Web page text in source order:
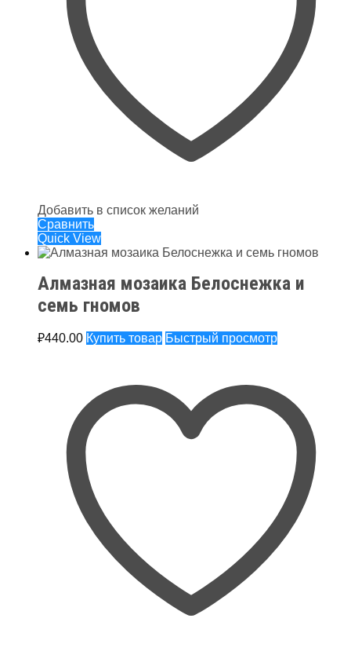
Добавить в список желаний
Сравнить
Quick View
Алмазная мозаика Белоснежка и
семь гномов
₽440.00 Купить товар Быстрый просмотр